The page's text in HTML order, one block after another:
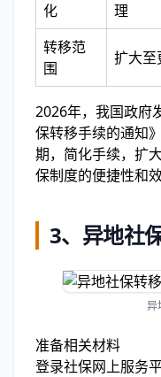
化
理
转移范
围
扩大至
2026年，我国政府
保转移手续的通知
期，简化手续，扩
保制度的便捷性和效
3、 异地社
异
准备相关材料
登录社保网上服务